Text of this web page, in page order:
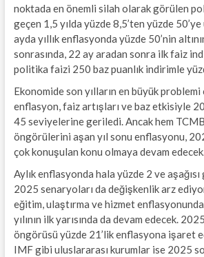
noktada en önemli silah olarak görülen
geçen 1,5 yılda yüzde 8,5’ten yüzde
ayda yıllık enflasyonda yüzde 50’nin
sonrasında, 22 ay aradan sonra ilk faiz
politika faizi 250 baz puanlık indirimle
Ekonomide son yılların en büyük
enflasyon, faiz artışları ve baz etkisiyle
45 seviyelerine geriledi. Ancak hem
öngörülerini aşan yıl sonu enflasyonu,
çok konuşulan konu olmaya devam
Aylık enflasyonda hala yüzde 2 ve
2025 senaryoları da değişkenlik arz
eğitim, ulaştırma ve hizmet
yılının ilk yarısında da devam edecek.
öngörüsü yüzde 21’lik enflasyona işaret
IMF gibi uluslararası kurumlar ise 2025